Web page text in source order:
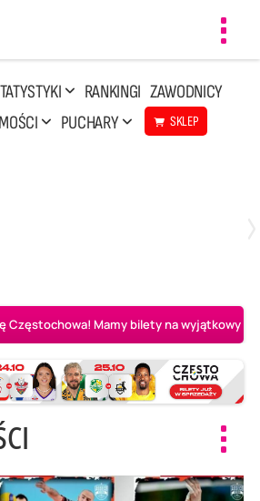
RANKINGI ZAWODNICY
PUCHARY SKLEP
Częstochowa! Mamy bilety na wyjątkowy